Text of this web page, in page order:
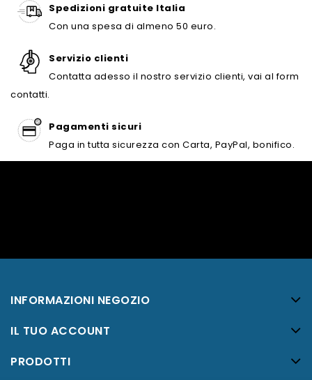
Spedizioni gratuite Italia
Con una spesa di almeno 50 euro.
Servizio clienti
Contatta adesso il nostro servizio clienti, vai al form
contatti.
Pagamenti sicuri
Paga in tutta sicurezza con Carta, PayPal, bonifico.
INFORMAZIONI NEGOZIO
IL TUO ACCOUNT
PRODOTTI